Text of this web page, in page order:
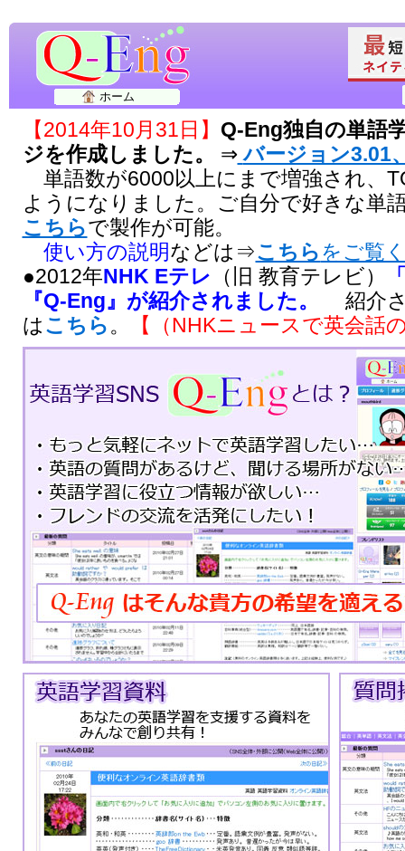
ホーム
【2014年10月31日】 Q-Eng独自の単語
ジを作成しました。
⇒ バージョン3.01
単語数が6000以上にまで増強され、
ようになりました。ご自分で好きな単
こちらで製作が可能。
使い方の説明などは⇒こちらをご覧
●2012年NHK Eテレ （旧 教育テレビ）
『Q-Eng』が紹介されました。
紹介さ
はこちら。 【（NHKニュースで英会話